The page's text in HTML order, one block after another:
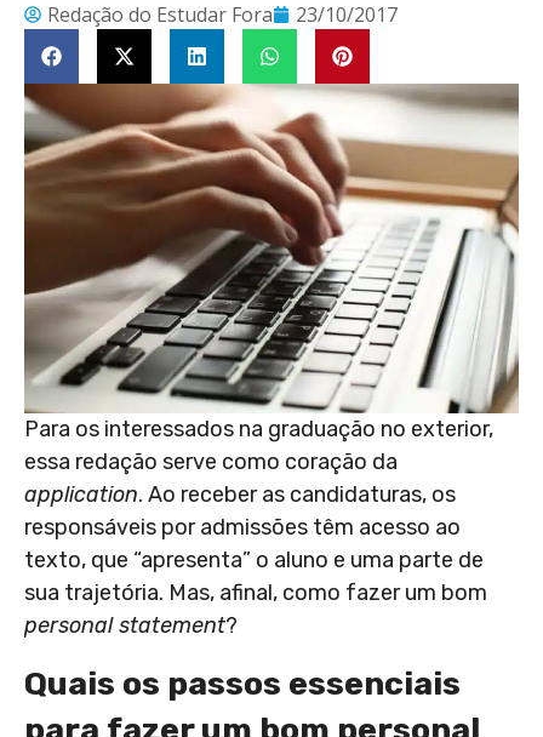
Redação do Estudar Fora 23/10/2017
Para os interessados na graduação no exterior,
essa redação serve como coração da
application. Ao receber as candidaturas, os
responsáveis por admissões têm acesso ao
texto, que “apresenta” o aluno e uma parte de
sua trajetória. Mas, afinal, como fazer um bom
personal statement?
Quais os passos essenciais
para fazer um bom personal